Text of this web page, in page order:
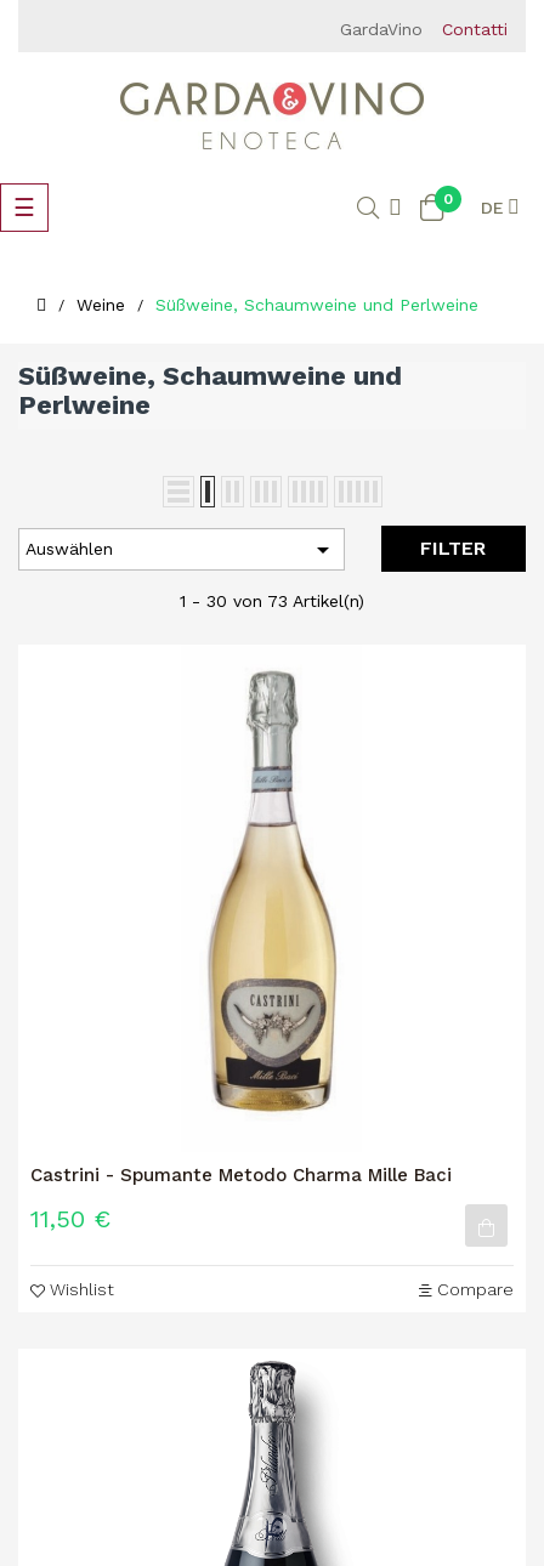
GardaVino Contatti
Umschalten
der
☰ 0 DE
Weine Süßweine, Schaumweine und Perlweine
Süßweine, Schaumweine und
Perlweine
Auswählen  FILTER
1 - 30 von 73 Artikel(n)
Castrini - Spumante Metodo Charma Mille Baci
11,50 €
Wishlist Compare